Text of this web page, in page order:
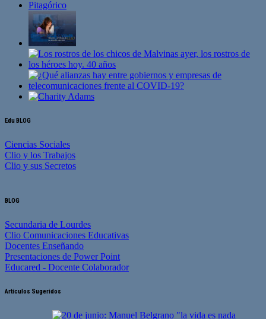
Edu BLOG
Ciencias Sociales
Clio y los Trabajos
Clio y sus Secretos
BLOG
Secundaria de Lourdes
Clio Comunicaciones Educativas
Docentes Enseñando
Presentaciones de Power Point
Educared - Docente Colaborador
Artículos Sugeridos